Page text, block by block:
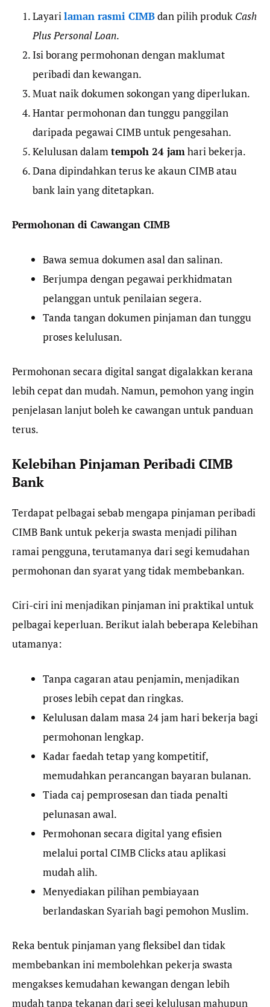
Layari laman rasmi CIMBdan pilih produk Cash
Plus Personal Loan.
Isi borang permohonan dengan maklumat
peribadi dan kewangan.
Muat naik dokumen sokongan yang diperlukan.
Hantar permohonan dan tunggu panggilan
daripada pegawai CIMB untuk pengesahan.
Kelulusan dalam tempoh 24 jam hari bekerja.
Dana dipindahkan terus ke akaun CIMB atau
bank lain yang ditetapkan.
Permohonan di Cawangan CIMB
Bawa semua dokumen asal dan salinan.
Berjumpa dengan pegawai perkhidmatan
pelanggan untuk penilaian segera.
Tanda tangan dokumen pinjaman dan tunggu
proses kelulusan.
Permohonan secara digital sangat digalakkan kerana
lebih cepat dan mudah. Namun, pemohon yang ingin
penjelasan lanjut boleh ke cawangan untuk panduan
terus.
Kelebihan Pinjaman Peribadi CIMB
Bank
Terdapat pelbagai sebab mengapa pinjaman peribadi
CIMB Bank untuk pekerja swasta menjadi pilihan
ramai pengguna, terutamanya dari segi kemudahan
permohonan dan syarat yang tidak membebankan.
Ciri-ciri ini menjadikan pinjaman ini praktikal untuk
pelbagai keperluan. Berikut ialah beberapa Kelebihan
utamanya:
Tanpa cagaran atau penjamin, menjadikan
proses lebih cepat dan ringkas.
Kelulusan dalam masa 24 jam hari bekerja bagi
permohonan lengkap.
Kadar faedah tetap yang kompetitif,
memudahkan perancangan bayaran bulanan.
Tiada caj pemprosesan dan tiada penalti
pelunasan awal.
Permohonan secara digital yang efisien
melalui portal CIMB Clicks atau aplikasi
mudah alih.
Menyediakan pilihan pembiayaan
berlandaskan Syariah bagi pemohon Muslim.
Reka bentuk pinjaman yang fleksibel dan tidak
membebankan ini membolehkan pekerja swasta
mengakses kemudahan kewangan dengan lebih
mudah tanpa tekanan dari segi kelulusan mahupun